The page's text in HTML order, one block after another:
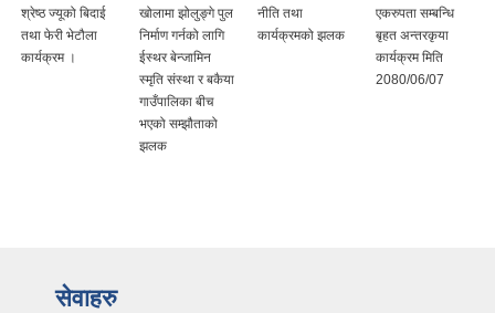
श्रेष्ठ ज्यूको बिदाई
तथा फेरी भेटौला
कार्यक्रम ।
खोलामा झोलुङ्गे पुल
निर्माण गर्नको लागि
ईस्थर बेन्जामिन
स्मृति संस्था र बकैया
गाउँपालिका बीच
भएको सम्झौताको
झलक
नीति तथा
कार्यक्रमको झलक
एकरुपता सम्बन्धि
बृहत अन्तरकृया
कार्यक्रम मिति
2080/06/07
सेवाहरु